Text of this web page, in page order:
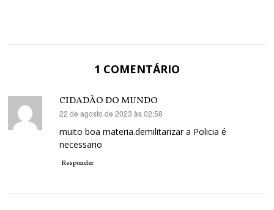
1 COMENTÁRIO
CIDADÃO DO MUNDO
disse:
22 de agosto de 2023 às 02:58
muito boa materia.demilitarizar a Policia é
necessario
Responder